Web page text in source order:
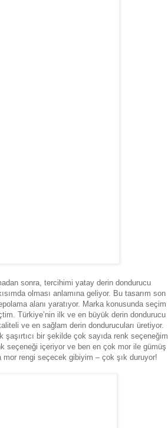
sonra, tercihimi yatay derin dondurucu
olması anlamına geliyor. Bu tasarım son
alanı yaratıyor. Marka konusunda seçim
Türkiye’nin ilk ve en büyük derin dondurucu
ve en sağlam derin dondurucuları üretiyor.
bir şekilde çok sayıda renk seçeneğim
seçeneği içeriyor ve ben en çok mor ile gümüş
rengi seçecek gibiyim – çok şık duruyor!